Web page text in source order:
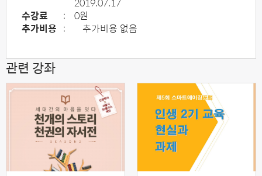
수강료
:
0원
추가비용 : 추가비용 없음
관련 강좌